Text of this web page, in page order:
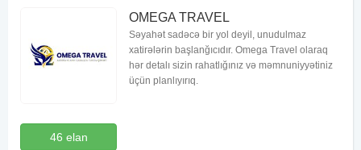
46 elan
OMEGA TRAVEL
Səyahət sadəcə bir yol deyil, unudulmaz
xatirələrin başlanğıcıdır. Omega Travel olaraq
hər detalı sizin rahatlığınız və məmnuniyyətiniz
üçün planlıyırıq.